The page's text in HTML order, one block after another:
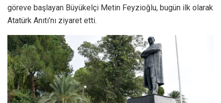
göreve başlayan Büyükelçi Metin Feyzioğlu, bugün ilk olarak
Atatürk Anıtı’nı ziyaret etti.